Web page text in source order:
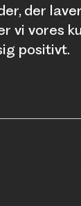
der
vi vores
positivt.